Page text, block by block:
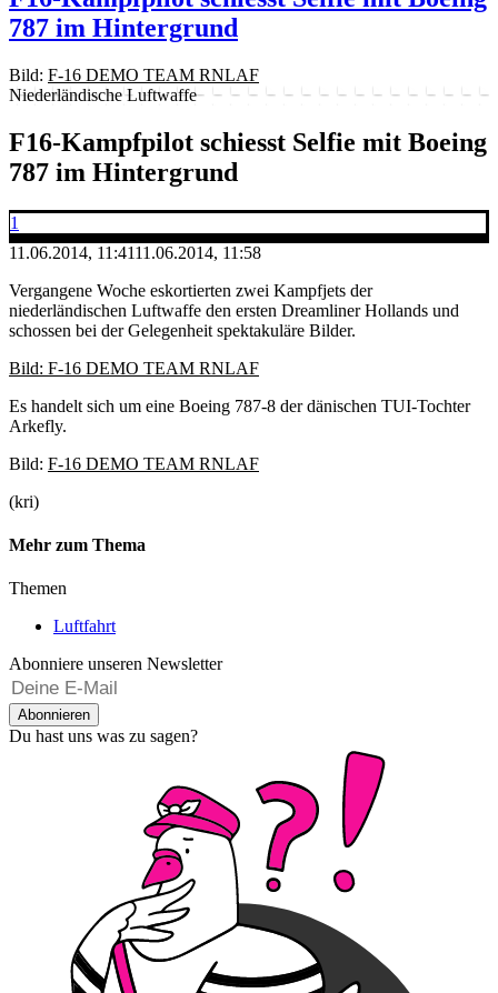
787 im Hintergrund
Bild: F-16 DEMO TEAM RNLAF
Niederländische Luftwaffe
F16-Kampfpilot schiesst Selfie mit Boeing
787 im Hintergrund
1
11.06.2014, 11:4111.06.2014, 11:58
Vergangene Woche eskortierten zwei Kampfjets der
niederländischen Luftwaffe den ersten Dreamliner Hollands und
schossen bei der Gelegenheit spektakuläre Bilder.
Bild: F-16 DEMO TEAM RNLAF
Es handelt sich um eine Boeing 787-8 der dänischen TUI-Tochter
Arkefly.
Bild: F-16 DEMO TEAM RNLAF
(kri)
Mehr zum Thema
Themen
Luftfahrt
Abonniere unseren Newsletter
Abonnieren
Du hast uns was zu sagen?